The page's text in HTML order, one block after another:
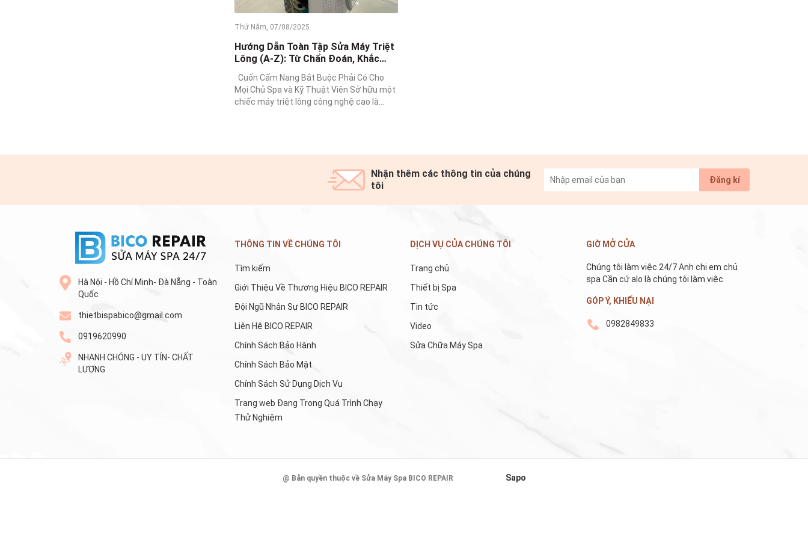
Thứ Năm, 07/08/2025
Hướng Dẫn Toàn Tập Sửa Máy Triệt
Lông (A-Z): Từ Chẩn Đoán, Khắc
Phục Đến Bảo Trì Chuyên Sâu
Cuốn Cẩm Nang Bắt Buộc Phải Có Cho
Mọi Chủ Spa và Kỹ Thuật Viên Sở hữu một
chiếc máy triệt lông công nghệ cao là...
Nhận thêm các thông tin của chúng
tôi
Đăng kí
Hà Nội - Hồ Chí Minh- Đà Nẵng - Toàn
Quốc
thietbispabico@gmail.com
0919620990
NHANH CHÓNG - UY TÍN- CHẤT
LƯỢNG
THÔNG TIN VỀ CHÚNG TÔI
Tìm kiếm
Giới Thiệu Về Thương Hiệu BICO REPAIR
Đội Ngũ Nhân Sự BICO REPAIR
Liên Hệ BICO REPAIR
Chính Sách Bảo Hành
Chính Sách Bảo Mật
Chính Sách Sử Dụng Dịch Vụ
Trang web Đang Trong Quá Trình Chạy
Thử Nghiệm
DỊCH VỤ CỦA CHÚNG TÔI
Trang chủ
Thiết bị Spa
Tin tức
Video
Sửa Chữa Máy Spa
GIỜ MỞ CỬA
Chúng tôi làm việc 24/7 Anh chị em chủ
spa Cần cứ alo là chúng tôi làm việc
GÓP Ý, KHIẾU NẠI
0982849833
@ Bản quyền thuộc về Sửa Máy Spa BICO REPAIR Sapo